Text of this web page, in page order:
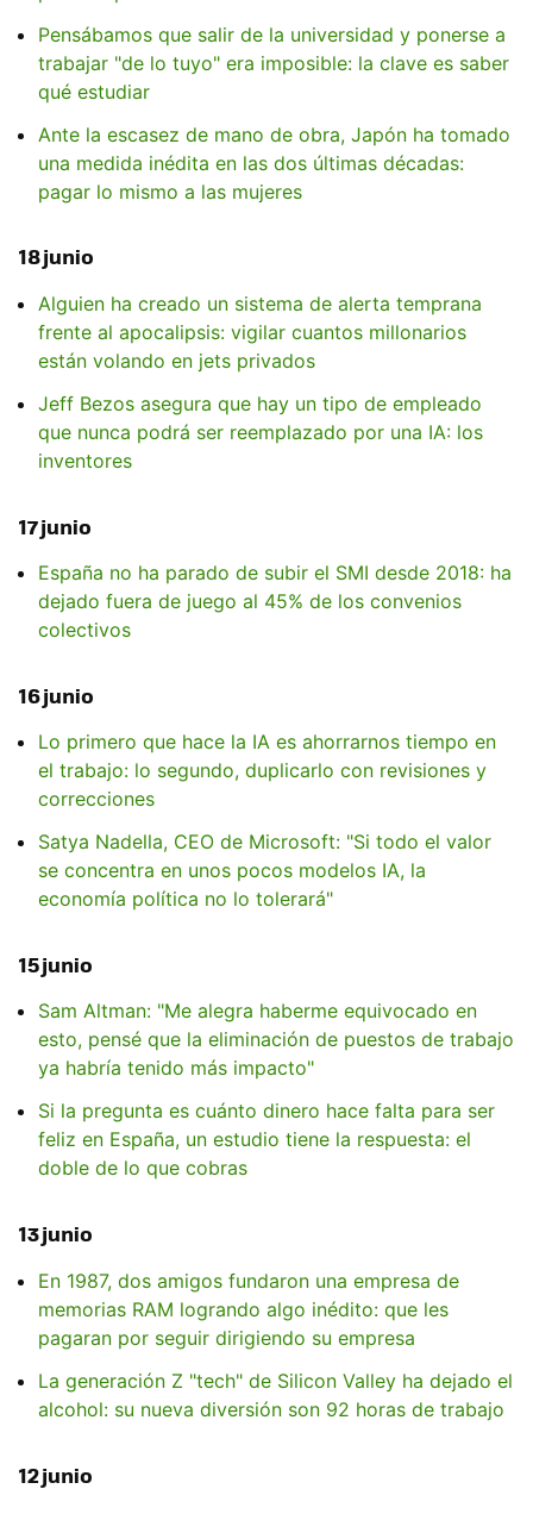
Pensábamos que salir de la universidad y ponerse a
trabajar "de lo tuyo" era imposible: la clave es saber
qué estudiar
Ante la escasez de mano de obra, Japón ha tomado
una medida inédita en las dos últimas décadas:
pagar lo mismo a las mujeres
18 junio
Alguien ha creado un sistema de alerta temprana
frente al apocalipsis: vigilar cuantos millonarios
están volando en jets privados
Jeff Bezos asegura que hay un tipo de empleado
que nunca podrá ser reemplazado por una IA: los
inventores
17 junio
España no ha parado de subir el SMI desde 2018: ha
dejado fuera de juego al 45% de los convenios
colectivos
16 junio
Lo primero que hace la IA es ahorrarnos tiempo en
el trabajo: lo segundo, duplicarlo con revisiones y
correcciones
Satya Nadella, CEO de Microsoft: "Si todo el valor
se concentra en unos pocos modelos IA, la
economía política no lo tolerará"
15 junio
Sam Altman: "Me alegra haberme equivocado en
esto, pensé que la eliminación de puestos de trabajo
ya habría tenido más impacto"
Si la pregunta es cuánto dinero hace falta para ser
feliz en España, un estudio tiene la respuesta: el
doble de lo que cobras
13 junio
En 1987, dos amigos fundaron una empresa de
memorias RAM logrando algo inédito: que les
pagaran por seguir dirigiendo su empresa
La generación Z "tech" de Silicon Valley ha dejado el
alcohol: su nueva diversión son 92 horas de trabajo
12 junio